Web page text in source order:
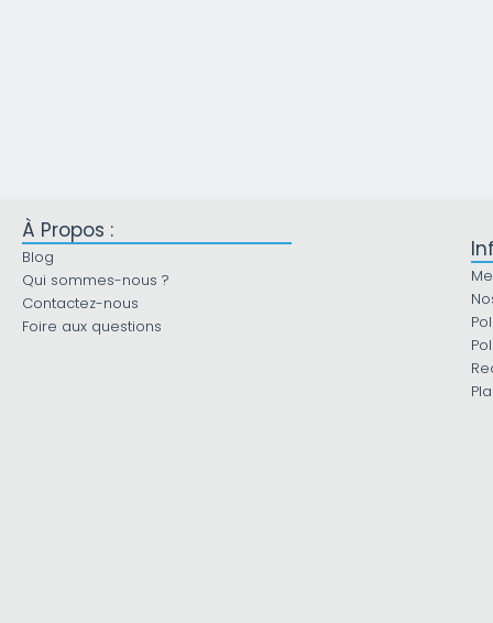
À Propos :
Blog
Qui sommes-nous ?
Contactez-nous
Foire aux questions